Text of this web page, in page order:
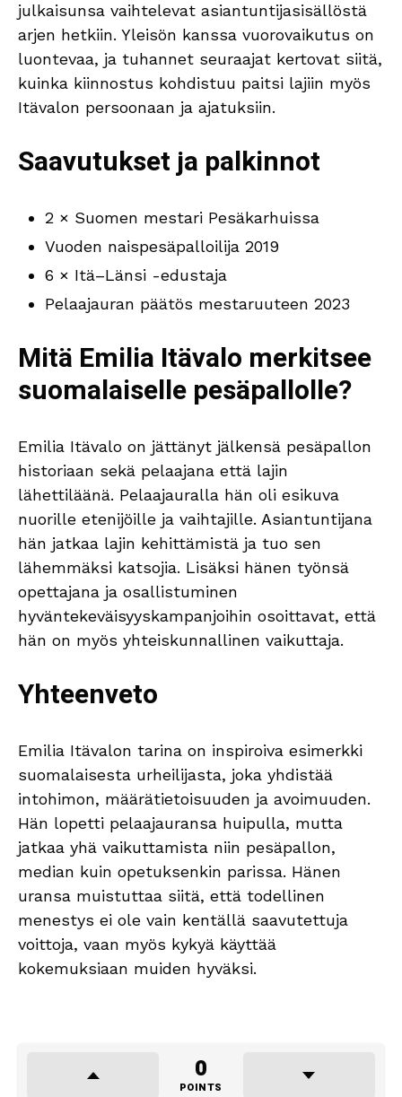
julkaisunsa vaihtelevat asiantuntijasisällöstä
arjen hetkiin. Yleisön kanssa vuorovaikutus on
luontevaa, ja tuhannet seuraajat kertovat siitä,
kuinka kiinnostus kohdistuu paitsi lajiin myös
Itävalon persoonaan ja ajatuksiin.
Saavutukset ja palkinnot
2 × Suomen mestari Pesäkarhuissa
Vuoden naispesäpalloilija 2019
6 × Itä–Länsi -edustaja
Pelaajauran päätös mestaruuteen 2023
Mitä Emilia Itävalo merkitsee
suomalaiselle pesäpallolle?
Emilia Itävalo on jättänyt jälkensä pesäpallon
historiaan sekä pelaajana että lajin
lähettiläänä. Pelaajauralla hän oli esikuva
nuorille etenijöille ja vaihtajille. Asiantuntijana
hän jatkaa lajin kehittämistä ja tuo sen
lähemmäksi katsojia. Lisäksi hänen työnsä
opettajana ja osallistuminen
hyväntekeväisyyskampanjoihin osoittavat, että
hän on myös yhteiskunnallinen vaikuttaja.
Yhteenveto
Emilia Itävalon tarina on inspiroiva esimerkki
suomalaisesta urheilijasta, joka yhdistää
intohimon, määrätietoisuuden ja avoimuuden.
Hän lopetti pelaajauransa huipulla, mutta
jatkaa yhä vaikuttamista niin pesäpallon,
median kuin opetuksenkin parissa. Hänen
uransa muistuttaa siitä, että todellinen
menestys ei ole vain kentällä saavutettuja
voittoja, vaan myös kykyä käyttää
kokemuksiaan muiden hyväksi.
0
POINTS